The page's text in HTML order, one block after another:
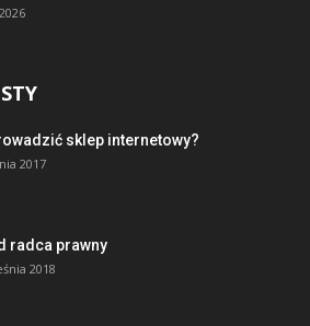
sklep internetowy?
2017
radca prawny
2018